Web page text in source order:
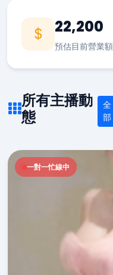
22,200
預估目前營業額
所有主播動
態
全
部
一對一忙線中